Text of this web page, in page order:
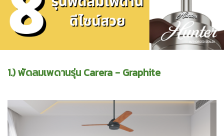
1.) พัดลมเพดานรุ่น Carera - Graphite